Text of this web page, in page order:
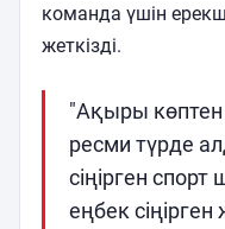
команда үшін
жеткізді.
"Ақыры көптен
ресми түрде
сіңірген спорт
еңбек